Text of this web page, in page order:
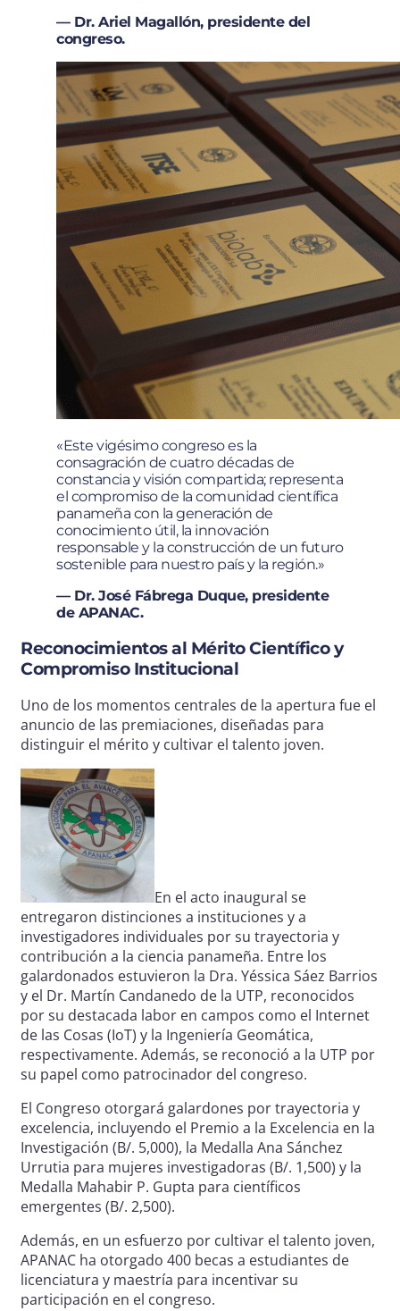
— Dr. Ariel Magallón, presidente del
congreso.
«Este vigésimo congreso es la
consagración de cuatro décadas de
constancia y visión compartida; representa
el compromiso de la comunidad científica
panameña con la generación de
conocimiento útil, la innovación
responsable y la construcción de un futuro
sostenible para nuestro país y la región.»
— Dr. José Fábrega Duque, presidente
de APANAC.
Reconocimientos al Mérito Científico y
Compromiso Institucional
Uno de los momentos centrales de la apertura fue el
anuncio de las premiaciones, diseñadas para
distinguir el mérito y cultivar el talento joven.
En el acto inaugural se
entregaron distinciones a instituciones y a
investigadores individuales por su trayectoria y
contribución a la ciencia panameña. Entre los
galardonados estuvieron la Dra. Yéssica Sáez Barrios
y el Dr. Martín Candanedo de la UTP, reconocidos
por su destacada labor en campos como el Internet
de las Cosas (IoT) y la Ingeniería Geomática,
respectivamente. Además, se reconoció a la UTP por
su papel como patrocinador del congreso.
El Congreso otorgará galardones por trayectoria y
excelencia, incluyendo el Premio a la Excelencia en la
Investigación (B/. 5,000), la Medalla Ana Sánchez
Urrutia para mujeres investigadoras (B/. 1,500) y la
Medalla Mahabir P. Gupta para científicos
emergentes (B/. 2,500).
Además, en un esfuerzo por cultivar el talento joven,
APANAC ha otorgado 400 becas a estudiantes de
licenciatura y maestría para incentivar su
participación en el congreso.